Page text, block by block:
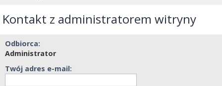
Kontakt z administratorem witryny
Odbiorca:
Administrator
Twój adres e-mail: